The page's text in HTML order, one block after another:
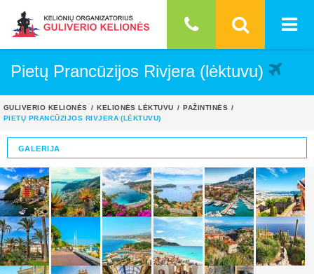
Pietų Prancūzijos Rivjera (lėktuvu)
GULIVERIO KELIONĖS KELIONĖS LĖKTUVU
PAŽINTINĖS
PIETŲ PRANCŪZIJOS RIVJERA (LĖKTUVU)
GALERIJA